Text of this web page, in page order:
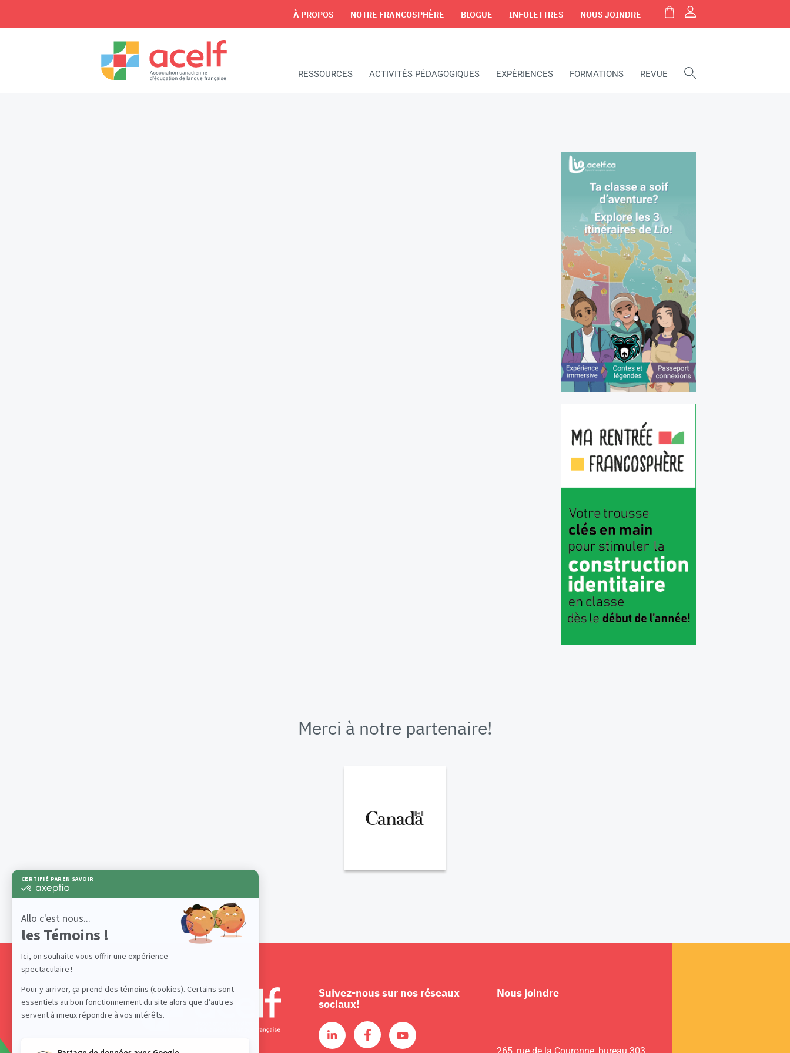
À PROPOS NOTRE FRANCOSPHÈRE BLOGUE INFOLETTRES NOUS JOINDRE
RESSOURCES ACTIVITÉS PÉDAGOGIQUES EXPÉRIENCES FORMATIONS REVUE
Merci à notre partenaire!
Suivez-nous sur nos réseaux
sociaux!
Nous joindre